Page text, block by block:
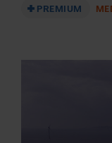
PREMIUM